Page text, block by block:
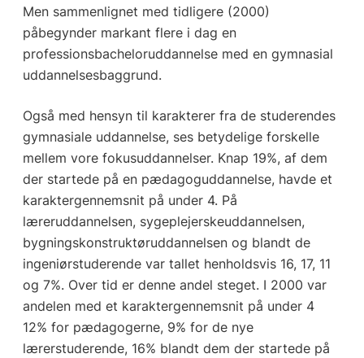
Men sammenlignet med tidligere (2000)
påbegynder markant flere i dag en
professionsbacheloruddannelse med en gymnasial
uddannelsesbaggrund.
Også med hensyn til karakterer fra de studerendes
gymnasiale uddannelse, ses betydelige forskelle
mellem vore fokusuddannelser. Knap 19%, af dem
der startede på en pædagoguddannelse, havde et
karaktergennemsnit på under 4. På
læreruddannelsen, sygeplejerskeuddannelsen,
bygningskonstruktøruddannelsen og blandt de
ingeniørstuderende var tallet henholdsvis 16, 17, 11
og 7%. Over tid er denne andel steget. I 2000 var
andelen med et karaktergennemsnit på under 4
12% for pædagogerne, 9% for de nye
lærerstuderende, 16% blandt dem der startede på